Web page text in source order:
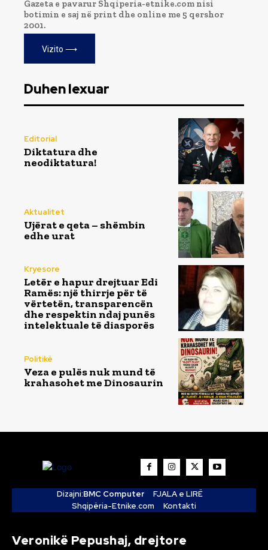
Gazeta e pavarur Shqiperia-etnike.com nisi
botimin e saj në print dhe online me 5 qershor
2001.
Vizito ⟶
Duhen lexuar
Editorial
Diktatura dhe
neodiktatura!
Aktualitet
Ujërat e qeta – shëmbin
edhe urat
Kryesore
Letër e hapur drejtuar Edi
Ramës: një thirrje për të
vërtetën, transparencën
dhe respektin ndaj punës
intelektuale të diasporës
Politikë
Veza e pulës nuk mund të
krahasohet me Dinosaurin
Dizajni:BMC Computer
FJALA e LIRË
Shqipëria-Etnike.com
Kontakti
Veronikë Pepushaj, drejtore